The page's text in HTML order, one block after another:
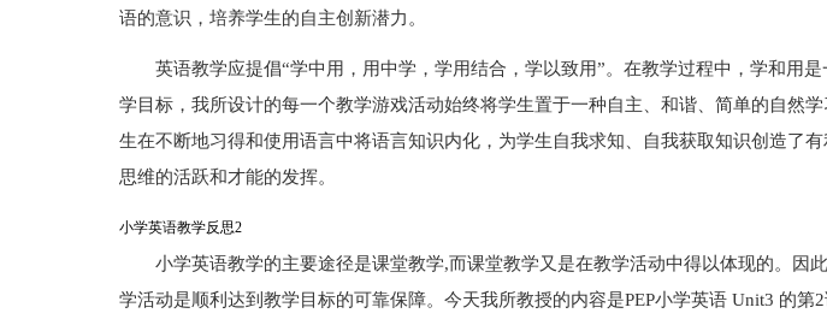
语的意识，培养学生的自主创新潜力。
英语教学应提倡“学中用，用中学，学用结合，学以致用”。在教学过程中，学和用
学目标，我所设计的每一个教学游戏活动始终将学生置于一种自主、和谐、简单的自然
生在不断地习得和使用语言中将语言知识内化，为学生自我求知、自我获取知识创造了
思维的活跃和才能的发挥。
小学英语教学反思2
小学英语教学的主要途径是课堂教学,而课堂教学又是在教学活动中得以体现的。因
学活动是顺利达到教学目标的可靠保障。今天我所教授的内容是PEP小学英语 Unit3 的第